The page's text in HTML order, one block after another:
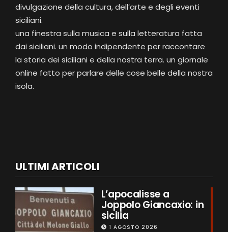
divulgazione della cultura, dell’arte e degli eventi
siciliani.
una finestra sulla musica e sulla letteratura fatta
dai siciliani. un modo indipendente per raccontare
la storia dei siciliani e della nostra terra. un giornale
online fatto per parlare delle cose belle della nostra
isola.
ULTIMI ARTICOLI
L’apocalisse a
Joppolo Giancaxio: in
sicilia
1 AGOSTO 2026